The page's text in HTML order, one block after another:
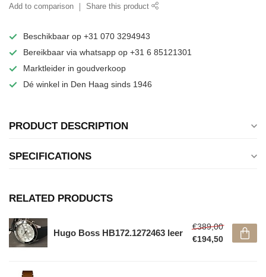
Add to comparison Share this product
Beschikbaar op +31 070 3294943
Bereikbaar via whatsapp op +31 6 85121301
Marktleider in goudverkoop
Dé winkel in Den Haag sinds 1946
PRODUCT DESCRIPTION
SPECIFICATIONS
RELATED PRODUCTS
Hugo Boss HB172.1272463 leer
€389,00
€194,50